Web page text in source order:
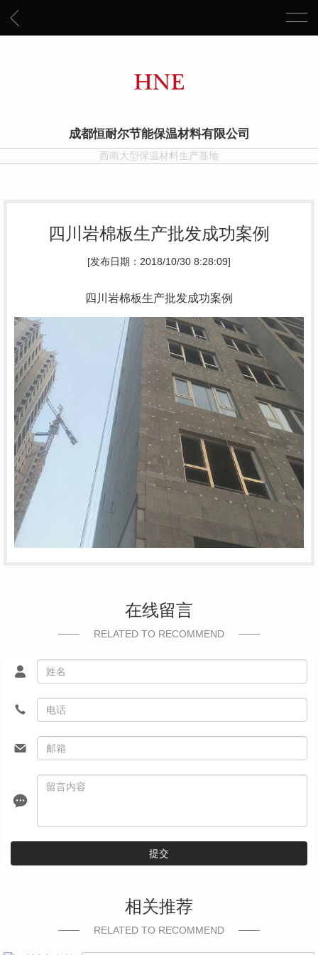
成都恒耐尔节能保温材料有限公司
西南大型保温材料生产基地
四川岩棉板生产批发成功案例
[发布日期：2018/10/30 8:28:09]
四川岩棉板生产批发成功案例
在线留言
RELATED TO RECOMMEND
提交
相关推荐
RELATED TO RECOMMEND